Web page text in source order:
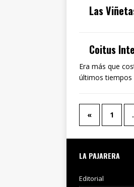
Las
Coitus
Era más que
últimos tiempos
« 1
LA PAJARERA
Editorial